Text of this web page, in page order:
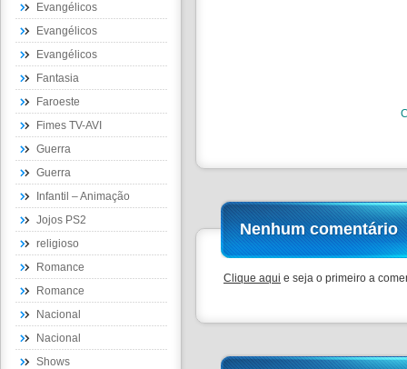
Evangélicos
Evangélicos
Evangélicos
Fantasia
Faroeste
Fimes TV-AVI
Guerra
Guerra
Infantil – Animação
Jojos PS2
religioso
Romance
Romance
Nacional
Nacional
Shows
Nenhum comentário
Clique aqui e seja o primeiro a